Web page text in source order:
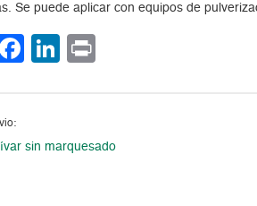
Se puede aplicar con equipos de
X Facebook
LinkedIn
sin marquesado